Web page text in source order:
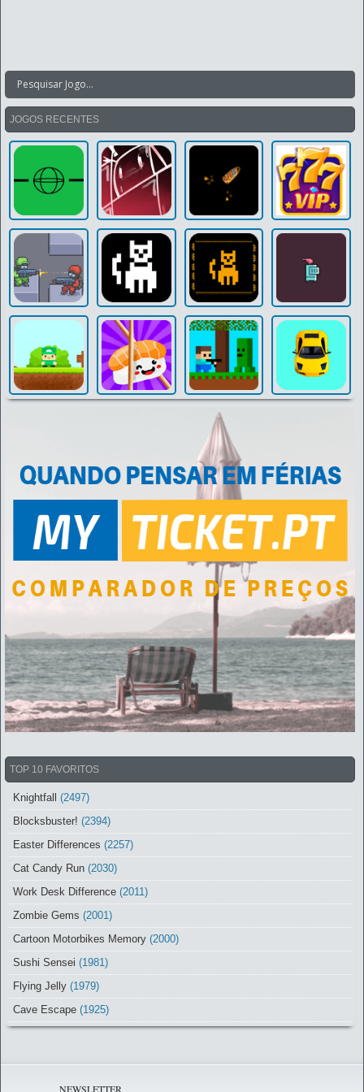
JOGOS RECENTES
TOP 10 FAVORITOS
Knightfall (2497)
Blocksbuster! (2394)
Easter Differences (2257)
Cat Candy Run (2030)
Work Desk Difference (2011)
Zombie Gems (2001)
Cartoon Motorbikes Memory (2000)
Sushi Sensei (1981)
Flying Jelly (1979)
Cave Escape (1925)
NEWSLETTER